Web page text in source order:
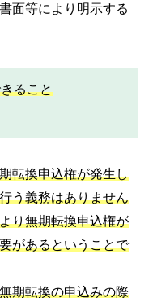
面等により明示する
ること
転換申込権が発生し
う義務はありません
り無期転換申込権が
があるということで
期転換の申込みの際